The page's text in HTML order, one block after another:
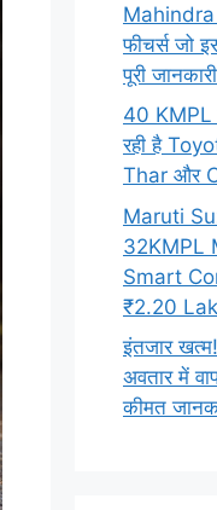
फीचर्स जो
पूरी
40 KMPL
रही है
Thar और
Maruti
32KMPL
Smart
₹2.20
इंतजार
अवतार में
कीमत